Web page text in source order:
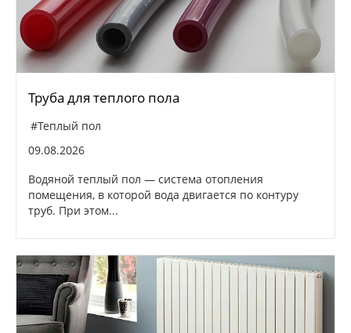
Труба для теплого пола
#Теплый пол
09.08.2026
Водяной теплый пол — система отопления
помещения, в которой вода двигается по контуру
труб. При этом...